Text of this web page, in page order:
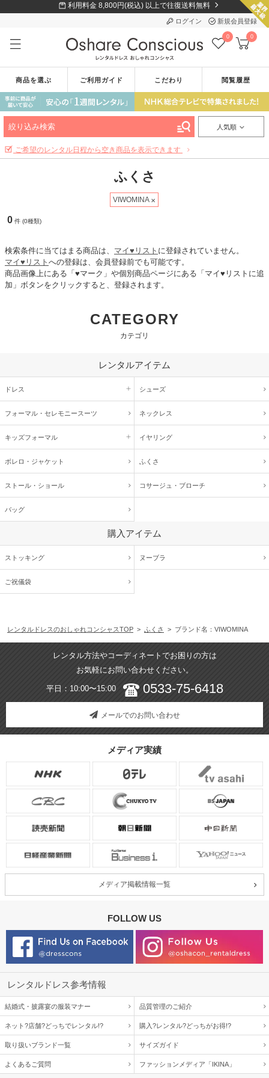
利用料金 8,800円(税込) 以上で往復送料無料
ログイン 新規会員登録
0 0
商品を選ぶ ご利用ガイド こだわり 閲覧履歴
絞り込み検索 人気順
ご希望のレンタル日程から空き商品を表示できます
ふくさ
VIWOMINA
0 件 (0種類)
検索条件に当てはまる商品は、 マイ♥リスト に登録されていません。
マイ♥リスト への登録は、会員登録前でも可能です。
商品画像上にある「♥マーク」や個別商品ページにある「マイ♥リストに追
加」ボタンをクリックすると、登録されます。
CATEGORY
カテゴリ
レンタルアイテム
ドレス シューズ
フォーマル・ セレモニースーツ ネックレス
キッズフォーマル イヤリング
ボレロ・ジャケット ふくさ
ストール・ショール コサージュ・ ブローチ
バッグ
購入アイテム
ストッキング ヌーブラ
ご祝儀袋
レンタルドレスのおしゃれコンシャスTOP > ふくさ > ブランド名：VIWOMINA
レンタル方法やコーディネートでお困りの方は
お気軽にお問い合わせください。
平日：10:00〜15:00 0533-75-6418
メールでのお問い合わせ
メディア実績
メディア掲載情報一覧
FOLLOW US
レンタルドレス参考情報
結婚式・披露宴の服装マナー 品質管理のご紹介
ネット?店舗?どっちでレンタル!? 購入?レンタル?どっちがお得!?
取り扱いブランド一覧 サイズガイド
よくあるご質問 ファッションメディア「IKINA」